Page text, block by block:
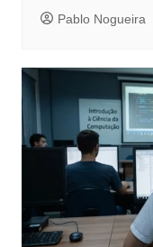
Pablo Nogueira